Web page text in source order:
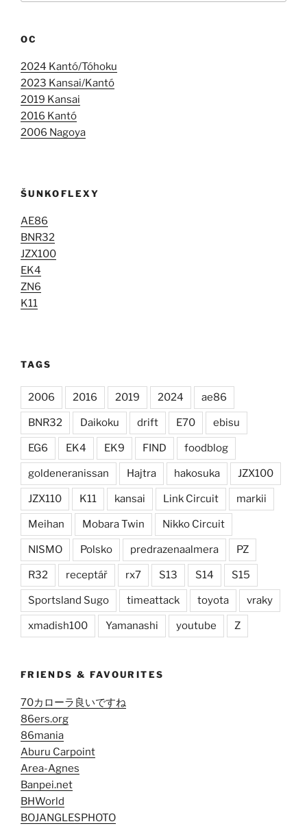
OC
2024 Kantó/Tóhoku
2023 Kansai/Kantó
2019 Kansai
2016 Kantó
2006 Nagoya
ŠUNKOFLEXY
AE86
BNR32
JZX100
EK4
ZN6
K11
TAGS
2006 2016 2019 2024 ae86
BNR32 Daikoku drift E70 ebisu
EG6 EK4 EK9 FIND foodblog
goldeneranissan Hajtra hakosuka JZX100
JZX110 K11 kansai Link Circuit markii
Meihan Mobara Twin Nikko Circuit
NISMO Polsko predrazenaalmera PZ
R32 receptář rx7 S13 S14 S15
Sportsland Sugo timeattack toyota vraky
xmadish100 Yamanashi youtube Z
FRIENDS & FAVOURITES
70カローラ良いですね
86ers.org
86mania
Aburu Carpoint
Area-Agnes
Banpei.net
BHWorld
BOJANGLESPHOTO